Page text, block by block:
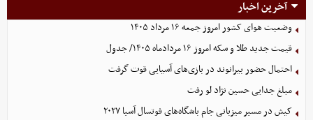
آخرین اخبار
وضعیت هوای کشور امروز جمعه ۱۶ مرداد ۱۴۰۵
قیمت جدید طلا و سکه امروز ۱۶ مردادماه ۱۴۰۵/ جدول
احتمال حضور بیرانوند در بازی‌های آسیایی قوت گرفت
مبلغ جدایی حسین نژاد لو رفت
کیش در مسیر میزبانی جام باشگاه‌های فوتسال آسیا ۲۰۲۷